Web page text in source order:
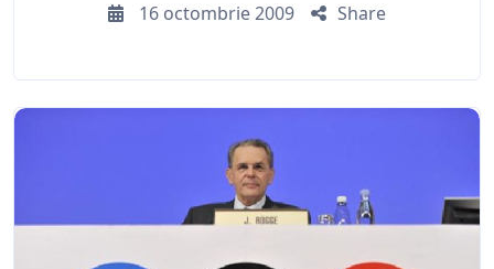
16 octombrie 2009
Share